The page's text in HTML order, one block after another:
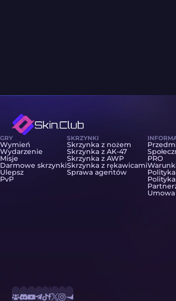
GRY
Wymień
Wydarzenie
Misje
Darmowe skrzynki
Ulepsz
PvP
SKRZYNKI
Skrzynka z nożem
Skrzynka z AK-47
Skrzynka z AWP
Skrzynka z rękawicami
Sprawa agentów
PRO